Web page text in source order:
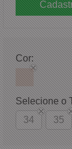
Cor:
Selecione o
34
35